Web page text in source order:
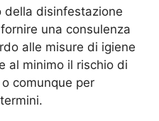
della disinfestazione
una consulenza
alle misure di igiene
al minimo il rischio di
comunque per